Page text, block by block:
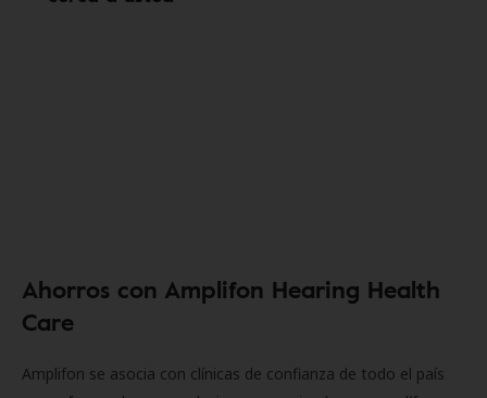
Ahorros con Amplifon Hearing Health
Care
Amplifon se asocia con clínicas de confianza de todo el país